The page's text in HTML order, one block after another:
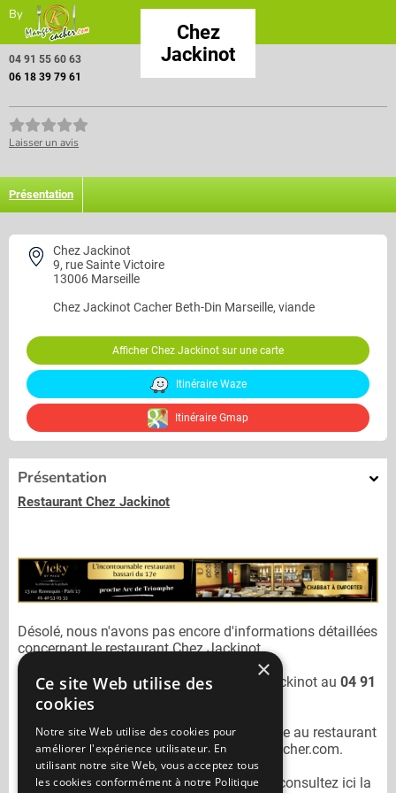
By
Chez
Jackinot
04 91 55 60 63
06 18 39 79 61
Laisser un avis
Présentation
Chez Jackinot
9, rue Sainte Victoire
13006 Marseille
Chez Jackinot Cacher Beth-Din Marseille, viande
Afficher Chez Jackinot sur une carte
Itinéraire Waze
Itinéraire Gmap
Présentation
Restaurant Chez Jackinot
Désolé, nous n'avons pas encore d'informations détaillées
concernant le restaurant Chez Jackinot.
Vous pouvez joindre le restaurant
Chez Jackinot au 04 91
55 60 63
N'oubliez pas de préciser lors de votre sortie au restaurant
Chez Jackinotqu'il n'est pas sur Mangercacher.com.
Pour consulter un autre restaurant cacher
consultez ici la
×
Ce site Web utilise des
cookies
Notre site Web utilise des cookies pour
améliorer l'expérience utilisateur. En
utilisant notre site Web, vous acceptez tous
les cookies conformément à notre Politique